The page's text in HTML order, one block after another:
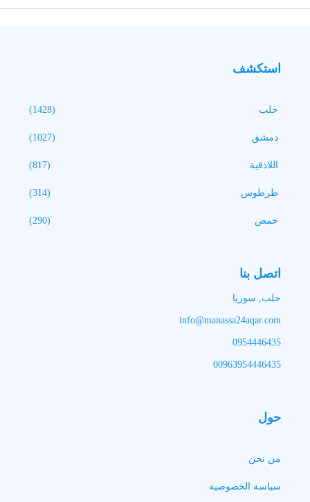
استكشف
حلب (1428)
دمشق (1027)
اللاذقية (817)
طرطوس (314)
حمص (290)
اتصل بنا
حلب, سوريا
info@manassa24aqar.com
0954446435
00963954446435
حول
من نحن
سياسة الخصوصية